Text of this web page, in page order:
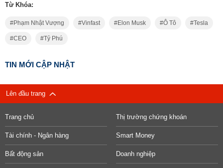
Từ Khóa:
Phạm Nhật Vượng Vinfast Elon Musk Ô Tô Tesla
CEO Tỷ Phú
TIN MỚI CẬP NHẬT
Lên đầu trang
Trang chủ Thị trường chứng khoán
Tài chính - Ngân hàng Smart Money
Bất động sản Doanh nghiệp